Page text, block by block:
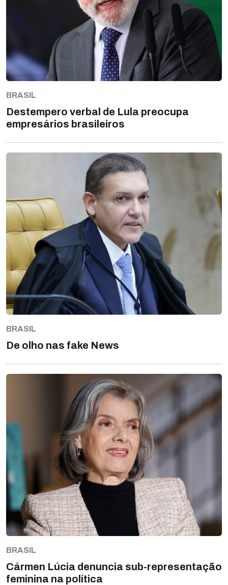
BRASIL
Destempero verbal de Lula preocupa
empresários brasileiros
BRASIL
De olho nas fake News
BRASIL
Cármen Lúcia denuncia sub-representação
feminina na política